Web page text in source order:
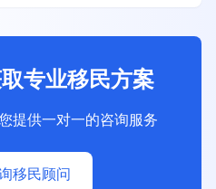
专业移民方案
提供一对一的咨询服务
移民顾问